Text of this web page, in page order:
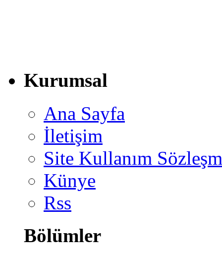
Kurumsal
Ana Sayfa
İletişim
Site Kullanım
Künye
Rss
Bölümler